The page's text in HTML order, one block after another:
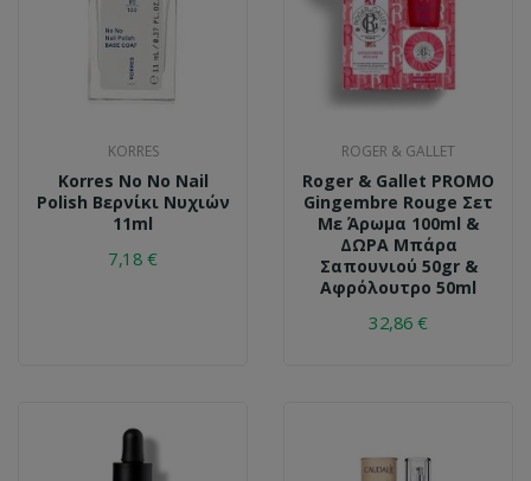
KORRES
Korres No No Nail
Polish Βερνίκι Νυχιών
11ml
7,18 €
ROGER & GALLET
Roger & Gallet PROMO
Gingembre Rouge Σετ
Με Άρωμα 100ml &
ΔΩΡΑ Μπάρα
Σαπουνιού 50gr &
Αφρόλουτρο 50ml
32,86 €